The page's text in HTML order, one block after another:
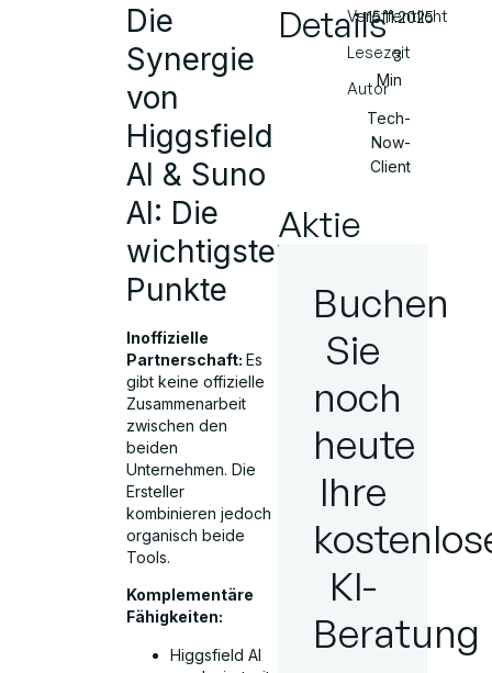
Die
Synergie
von
Higgsfield
AI & Suno
AI: Die
wichtigsten
Punkte
Inoffizielle
Partnerschaft:Es
gibt keine offizielle
Zusammenarbeit
zwischen den
beiden
Unternehmen. Die
Ersteller
kombinieren jedoch
organisch beide
Tools.
Komplementäre
Fähigkeiten:
Higgsfield AI
DetailsVeröffentlicht
Lesezeit
Autor
15.11.2025
3
Min
Tech-
Now-
Client
Aktie
Buchen
Sie
noch
heute
Ihre
KI-
Beratung